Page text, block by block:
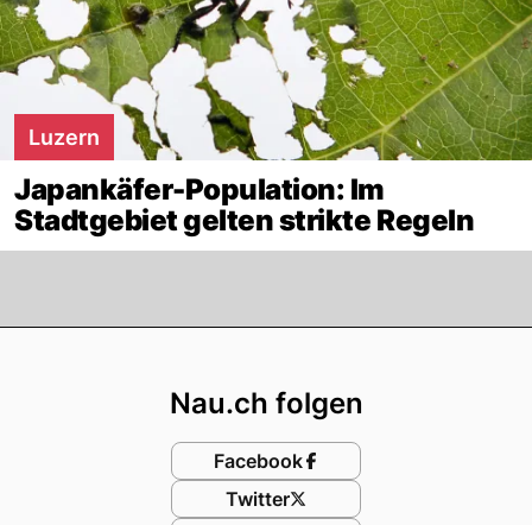
Luzern
Japankäfer-Population: Im
Stadtgebiet gelten strikte Regeln
Nau.ch folgen
Facebook
Twitter